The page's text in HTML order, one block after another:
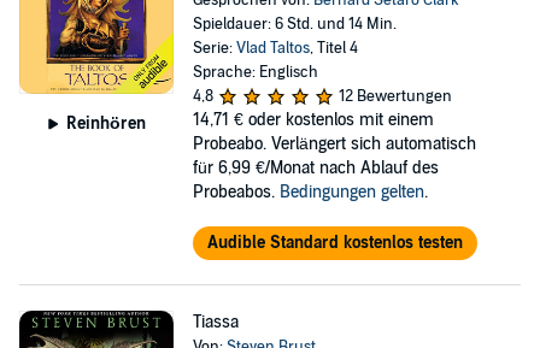
Reinhören
Spieldauer: 6 Std. und 14 Min.
Serie:Vlad Taltos, Titel 4
Sprache: Englisch
4,8
12 Bewertungen
14,71 € oder kostenlos mit einem
Probeabo. Verlängert sich automatisch
für 6,99 €/Monat nach Ablauf des
Probeabos. Bedingungen gelten.
Audible Standard kostenlos testen
Tiassa